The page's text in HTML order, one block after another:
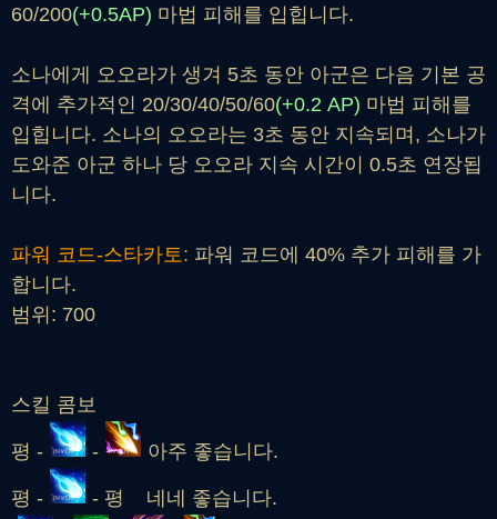
60/200(+0.5AP) 마법 피해를 입힙니다.
소나에게 오오라가 생겨 5초 동안 아군은 다음 기본 공
격에 추가적인 20/30/40/50/60(+0.2 AP) 마법 피해를
입힙니다. 소나의 오오라는 3초 동안 지속되며, 소나가
도와준 아군 하나 당 오오라 지속 시간이 0.5초 연장됩
니다.
파워 코드-스타카토: 파워 코드에 40% 추가 피해를 가
합니다.
범위: 700
스킬 콤보
평 - - 아주 좋습니다.
평 - - 평 네네 좋습니다.